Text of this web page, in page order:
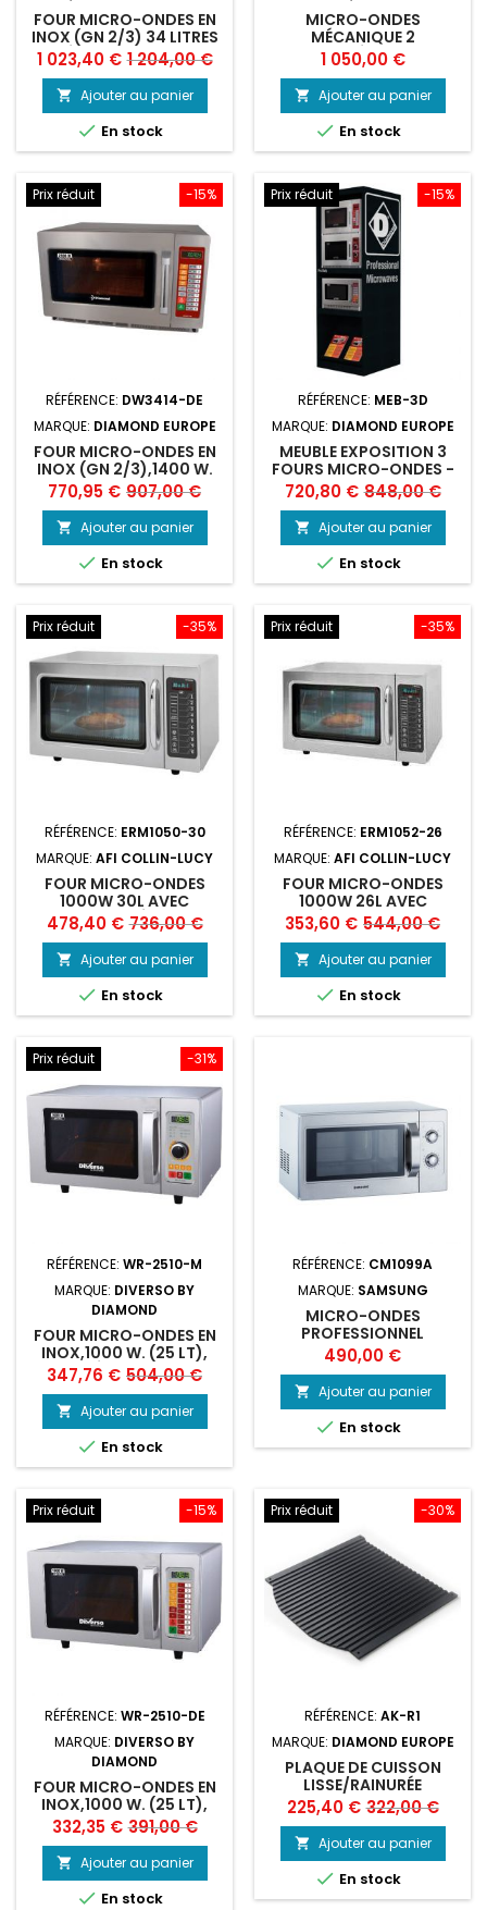
FOUR MICRO-ONDES EN
INOX (GN 2/3) 34 LITRES
MÉCANIQUE 1800W
Prix
1 023,40 € Prix
de
base
1 204,00 €
 Ajouter au panier
 En stock
MICRO-ONDES
MÉCANIQUE 2
MAGNÉTRONS
Prix
1 050,00 €
 Ajouter au panier
 En stock
-15%
Prix réduit
RÉFÉRENCE: DW3414-DE
MARQUE: DIAMOND EUROPE
FOUR MICRO-ONDES EN
INOX (GN 2/3),1400 W.
(34 LT), DIGITAL
Prix
770,95 € Prix
de
base
907,00 €
 Ajouter au panier
 En stock
-15%
Prix réduit
RÉFÉRENCE: MEB-3D
MARQUE: DIAMOND EUROPE
MEUBLE EXPOSITION 3
FOURS MICRO-ONDES -
NOIR
Prix
720,80 € Prix
de
base
848,00 €
 Ajouter au panier
 En stock
-35%
Prix réduit
RÉFÉRENCE: ERM1050-30
MARQUE: AFI COLLIN-LUCY
FOUR MICRO-ONDES
1000W 30L AVEC
PLATEAU EN CÉRAMIQUE
GN 2/3 ET AFFICHAGE
NUMÉRIQUE (ERM1050-
30), AFI
Prix
478,40 € Prix
de
base
736,00 €
 Ajouter au panier
 En stock
-35%
Prix réduit
RÉFÉRENCE: ERM1052-26
MARQUE: AFI COLLIN-LUCY
FOUR MICRO-ONDES
1000W 26L AVEC
MAGNÉTRON TOSHIBA ET
FOND FIXE EN VERRE
(ERM1052-26)
Prix
353,60 € Prix
de
base
544,00 €
 Ajouter au panier
 En stock
-31%
Prix réduit
RÉFÉRENCE: WR-2510-M
MARQUE: DIVERSO BY
DIAMOND
FOUR MICRO-ONDES EN
INOX,1000 W. (25 LT),
MÉCANIQUE
Prix
347,76 € Prix
de
base
504,00 €
 Ajouter au panier
 En stock
RÉFÉRENCE: CM1099A
MARQUE: SAMSUNG
MICRO-ONDES
PROFESSIONNEL
SAMSUNG CM1099 -
PUISSANT 1080W,
MÉCANIQUE 1
MAGNÉTRON
Prix
490,00 €
 Ajouter au panier
 En stock
-15%
Prix réduit
RÉFÉRENCE: WR-2510-DE
MARQUE: DIVERSO BY
DIAMOND
FOUR MICRO-ONDES EN
INOX,1000 W. (25 LT),
DIGITAL
Prix
332,35 € Prix
de
base
391,00 €
 Ajouter au panier
 En stock
-30%
Prix réduit
RÉFÉRENCE: AK-R1
MARQUE: DIAMOND EUROPE
PLAQUE DE CUISSON
LISSE/RAINURÉE
Prix
225,40 € Prix
de
base
322,00 €
 Ajouter au panier
 En stock